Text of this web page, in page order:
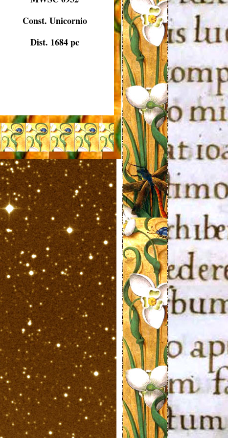
Const. Unicornio
Dist. 1684 pc